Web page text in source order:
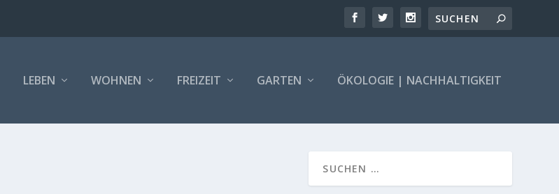
LEBEN WOHNEN FREIZEIT GARTEN ÖKOLOGIE | NACHHALTIGKEIT